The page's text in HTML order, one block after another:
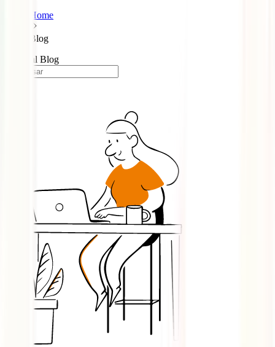
Home
Blog
Portugal Blog